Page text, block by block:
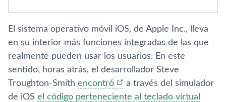
El sistema operativo móvil iOS, de Apple Inc., lleva
en su interior más funciones integradas de las que
realmente pueden usar los usuarios. En este
sentido, horas atrás, el desarrollador Steve
Troughton-Smith encontró
a través del simulador
de iOS el código perteneciente al teclado virtual